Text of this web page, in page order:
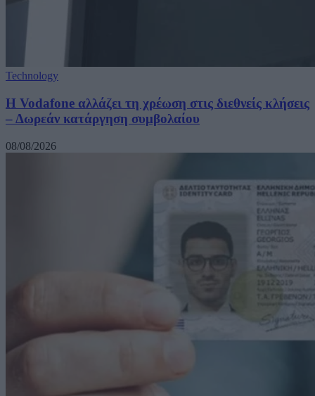
Technology
Η Vodafone αλλάζει τη χρέωση στις διεθνείς κλήσεις
– Δωρεάν κατάργηση συμβολαίου
08/08/2026